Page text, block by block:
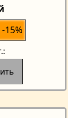
15%